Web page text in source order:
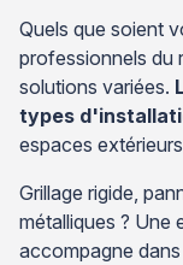
Quels que soient
professionnels du
solutions variées.
types
espaces
Grillage rigide,
métalliques ? Une
accompagne